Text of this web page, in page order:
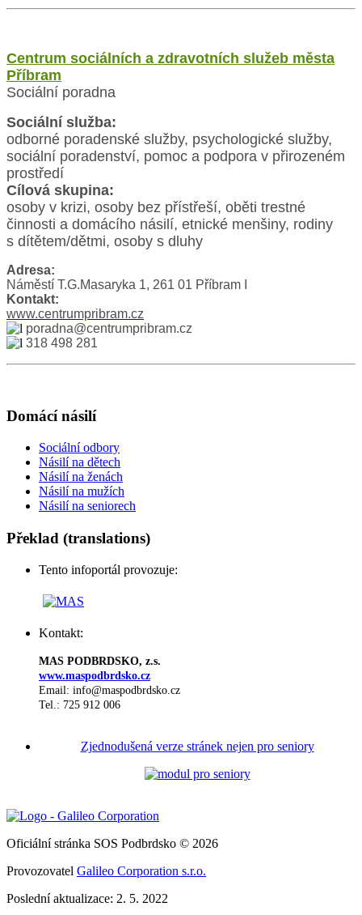
Centrum sociálních a zdravotních služeb města
Příbram
Sociální poradna
Sociální služba:
odborné poradenské služby, psychologické služby,
sociální poradenství, pomoc a podpora v přirozeném
prostředí
Cílová skupina:
osoby v krizi, osoby bez přístřeší, oběti trestné
činnosti a domácího násilí, etnické menšiny, rodiny
s dítětem/dětmi, osoby s dluhy
Adresa:
Náměstí T.G.Masaryka 1, 261 01 Příbram I
Kontakt:
www.centrumpribram.cz
poradna@centrumpribram.cz
318 498 281
Domácí násilí
Sociální odbory
Násilí na dětech
Násilí na ženách
Násilí na mužích
Násilí na seniorech
Překlad (translations)
Tento infoportál provozuje:
Kontakt:
MAS PODBRDSKO, z.s.
www.maspodbrdsko.cz
Email: info@maspodbrdsko.cz
Tel.: 725 912 006
Zjednodušená verze stránek nejen pro seniory
Oficiální stránka SOS Podbrdsko © 2026
Provozovatel Galileo Corporation s.r.o.
Poslední aktualizace: 2. 5. 2022